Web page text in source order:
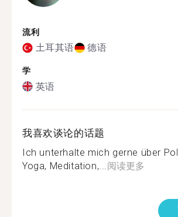
流利
土耳其语 德语
学
英语
我喜欢谈论的话题
Ich unterhalte mich gerne über
Yoga, Meditation,... 阅读更多